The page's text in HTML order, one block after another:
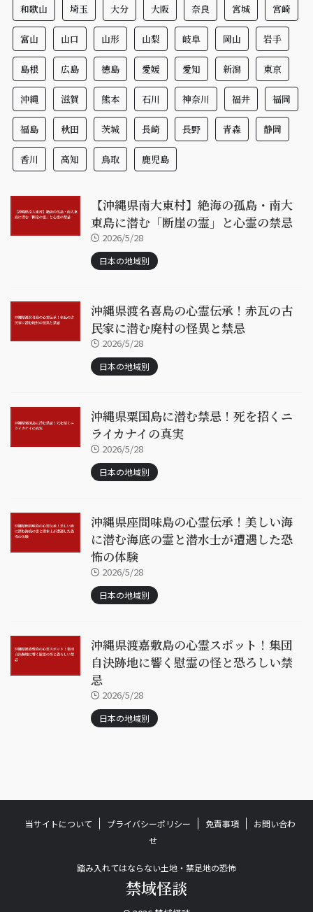
和歌山 埼玉 大分 大阪 奈良 宮城 宮崎
富山 山口 山形 山梨 岐阜 岡山 岩手
島根 広島 徳島 愛媛 愛知 新潟 東京
沖縄 滋賀 熊本 石川 神奈川 福井 福岡
福島 秋田 茨城 長崎 長野 青森 静岡
香川 高知 鳥取 鹿児島
【沖縄県南大東村】絶海の孤島・南大
東島に潜む「断崖の霊」と心霊の禁忌
2026/5/28
日本の地域別
沖縄県渡名喜島の心霊伝承！赤瓦の古
民家に潜む廃村の怪異と禁忌
2026/5/28
日本の地域別
沖縄県粟国島に潜む禁忌！死を招くニ
ライカナイの真実
2026/5/28
日本の地域別
沖縄県座間味島の心霊伝承！美しい海
に潜む海底の霊と潜水士が遭遇した恐
怖の体験
2026/5/28
日本の地域別
沖縄県渡嘉敷島の心霊スポット！集団
自決跡地に響く慰霊の怪と恐ろしい禁
忌
2026/5/28
日本の地域別
当サイトについて プライバシーポリシー 免責事項
お問い合わ
せ
踏み入れてはならない土地・禁足地の恐怖
禁域怪談